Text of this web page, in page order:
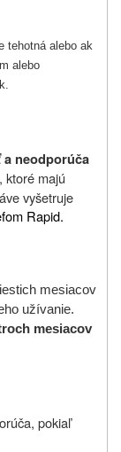
tehotná alebo ak
alebo
a neodporúča
ktoré majú
vyšetruje
Rapid.
mesiacov
užívanie.
mesiacov
pokiaľ